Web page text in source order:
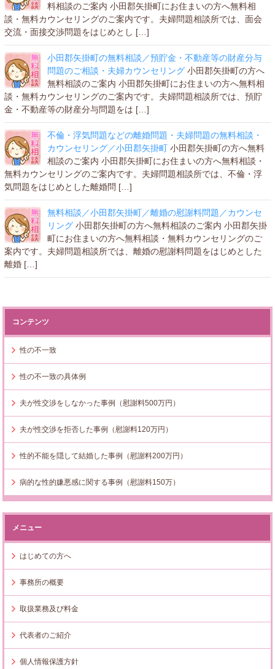
料相談のご案内 小田郡矢掛町にお住まいの方へ無料相
談・無料カウンセリングのご案内です。夫婦問題相談所では、面会
交流・面接交渉問題をはじめとし […]
小田郡矢掛町の無料相談／預貯金・不動産等の財産分与
問題のご相談・夫婦カウンセリング 小田郡矢掛町の方へ
無料相談のご案内 小田郡矢掛町にお住まいの方へ無料相
談・無料カウンセリングのご案内です。夫婦問題相談所では、預貯
金・不動産等の財産分与問題をは […]
不倫・浮気問題などの離婚問題・夫婦問題の無料相談・
カウンセリング／小田郡矢掛町 小田郡矢掛町の方へ無料
相談のご案内 小田郡矢掛町にお住まいの方へ無料相談・
無料カウンセリングのご案内です。夫婦問題相談所では、不倫・浮
気問題をはじめとした離婚問 […]
無料相談／小田郡矢掛町／離婚の慰謝料問題／カウンセ
リング 小田郡矢掛町の方へ無料相談のご案内 小田郡矢掛
町にお住まいの方へ無料相談・無料カウンセリングのご
案内です。夫婦問題相談所では、離婚の慰謝料問題をはじめとした
離婚 […]
コンテンツ
性の不一致
性の不一致の具体例
夫が性交渉をしなかった事例（慰謝料500万円）
夫が性交渉を拒否した事例（慰謝料120万円）
性的不能を隠して結婚した事例（慰謝料200万円）
病的な性的嫌悪感に関する事例（慰謝料150万）
メニュー
はじめての方へ
事務所の概要
取扱業務及び料金
代表者のご紹介
個人情報保護方針